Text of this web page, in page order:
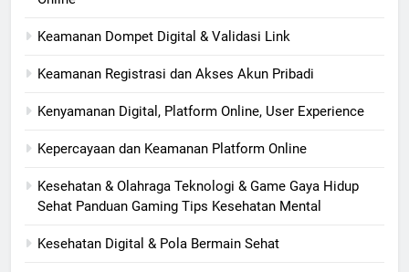
Keamanan Dompet Digital & Validasi Link
Keamanan Registrasi dan Akses Akun Pribadi
Kenyamanan Digital, Platform Online, User Experience
Kepercayaan dan Keamanan Platform Online
Kesehatan & Olahraga Teknologi & Game Gaya Hidup
Sehat Panduan Gaming Tips Kesehatan Mental
Kesehatan Digital & Pola Bermain Sehat